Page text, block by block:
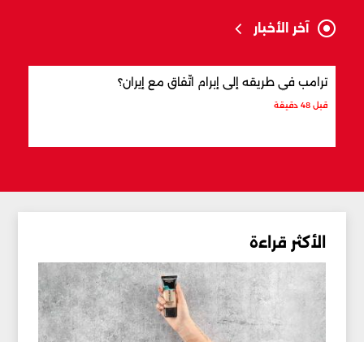
آخر الأخبار
ترامب في طريقه إلى إبرام اتّفاق مع إيران؟
قبل 48 دقيقة
الأكثر قراءة